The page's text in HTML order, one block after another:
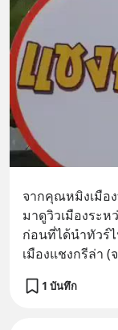
จากคุณหมิงเมือ
มาดูวิวเมืองระ
ก่อนที่ได้นำทัวร์ไ
เมืองแชงกรีล่า
1 บันทึก